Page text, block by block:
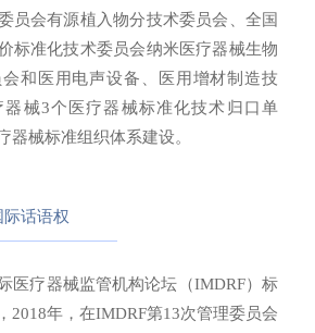
员会有源植入物分技术委员会、全国
标准化技术委员会纳米医疗器械生物
和医用电声设备、医用增材制造技
械3个医疗器械标准化技术归口单
器械标准组织体系建设。
话语权
医疗器械监管机构论坛（IMDRF）标
2018年，在IMDRF第13次管理委员会